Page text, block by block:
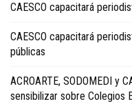
CAESCO capacitará
CAESCO capacitará
públicas
ACROARTE, SODOMEDI y
sensibilizar sobre Colegios